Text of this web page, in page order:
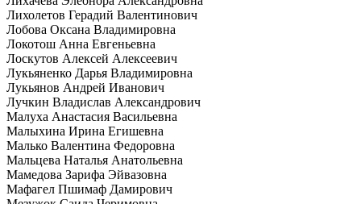
Лихолетов Герадий Валентинович
Лобова Оксана Владимировна
Локотош Анна Евгеньевна
Лоскутов Алексей Алексеевич
Лукьяненко Дарья Владимировна
Лукьянов Андрей Иванович
Лучкин Владислав Александрович
Малуха Анастасия Васильевна
Малыхина Ирина Егишевна
Малько Валентина Федоровна
Мальцева Наталья Анатольевна
Мамедова Зарифа Эйвазовна
Мафагел Пшимаф Дамирович